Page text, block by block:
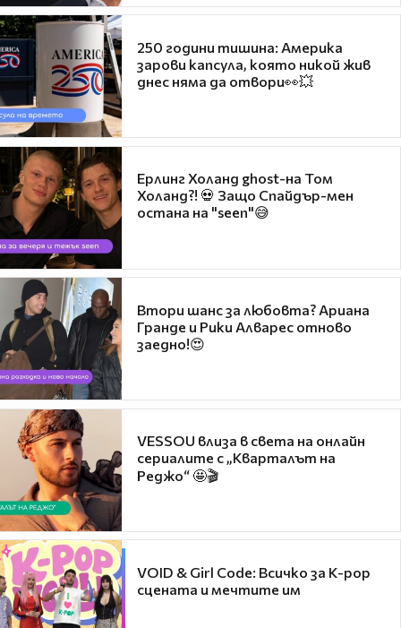
250 години тишина: Америка
зарови капсула, която никой жив
днес няма да отвори👀💥
Ерлинг Холанд ghost-на Том
Холанд?! 💀 Защо Спайдър-мен
остана на "seen"😅
Втори шанс за любовта? Ариана
Гранде и Рики Алварес отново
заедно!😍
VESSOU влиза в света на онлайн
сериалите с „Кварталът на
Реджо“ 🤩🎬
VOID & Girl Code: Всичко за K-pop
сцената и мечтите им